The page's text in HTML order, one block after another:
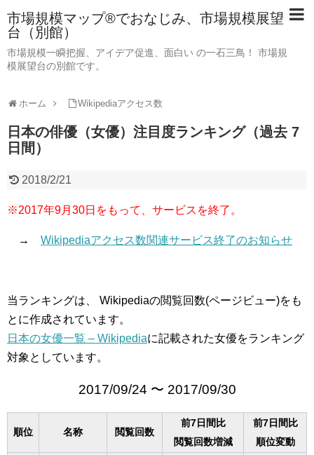
市場規模マップ®でおなじみ、市場規模展望
台（別館）
市場規模一瞬把握、アイデア促進、面白い の一石三鳥！ 市場規
模展望台の別館です。
ホーム Wikipediaアクセス数
日本の俳優（女優）注目度ランキング（過去 7
日間）
2018/2/21
※2017年9月30日をもって、サービスを終了。
→ Wikipediaアクセス数関連サービス終了のお知らせ
当ランキングは、 Wikipediaの閲覧回数(ページビュー)をも
とに作成されています。
日本の女優一覧 – Wikipediaに記載された女優をランキング
対象としています。
2017/09/24 〜 2017/09/30
順位 名称 閲覧回数
前7日間比
閲覧回数増減
前7日間比
順位変動